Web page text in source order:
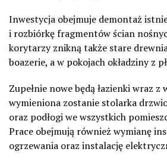
Inwestycja obejmuje demontaż
i rozbiórkę fragmentów ścian
korytarzy znikną także stare
boazerie, a w pokojach okładziny z
Zupełnie nowe będą łazienki wraz z
wymieniona zostanie stolarka
oraz podłogi we wszystkich
Prace obejmują również wymianę
ogrzewania oraz instalację